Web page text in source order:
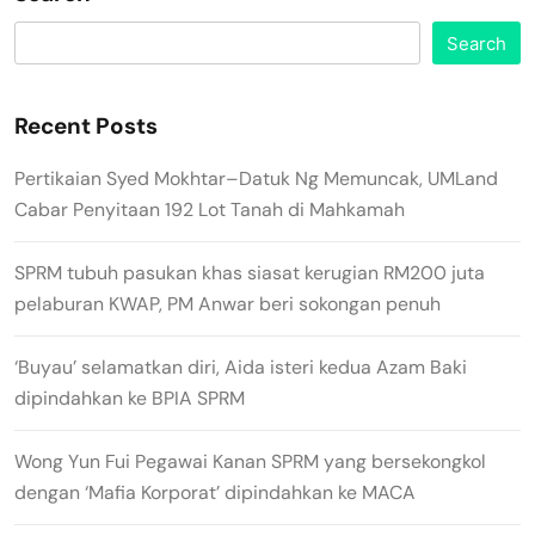
Search
Recent Posts
Pertikaian Syed Mokhtar–Datuk Ng Memuncak, UMLand
Cabar Penyitaan 192 Lot Tanah di Mahkamah
SPRM tubuh pasukan khas siasat kerugian RM200 juta
pelaburan KWAP, PM Anwar beri sokongan penuh
‘Buyau’ selamatkan diri, Aida isteri kedua Azam Baki
dipindahkan ke BPIA SPRM
Wong Yun Fui Pegawai Kanan SPRM yang bersekongkol
dengan ‘Mafia Korporat’ dipindahkan ke MACA